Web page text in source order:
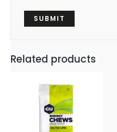
Related products